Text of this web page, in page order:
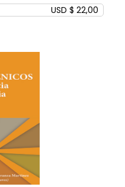
USD $ 22,00